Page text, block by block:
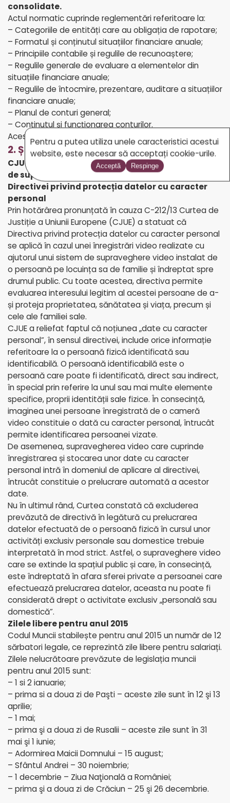
consolidate.
Actul normatic cuprinde reglementări referitoare la:
– Categoriile de entități care au obligația de rapotare;
– Formatul și conținutul situațiilor financiare anuale;
– Principiile contabile și regulile de recunoaștere;
– Regulile generale de evaluare a elementelor din
situațiile financiare anuale;
– Regulile de întocmire, prezentare, auditare a situațiilor
financiare anuale;
– Planul de conturi general;
– Conținutul și funcționarea conturilor.
Acest ordin a intrat în vigoare la data de 1 ianuarie 2015.
2. ȘTIRI JURIDICE
CJUE: înregistrările video, realizate de sistemele
de supraveghere personale, intră sub incidența
Directivei privind protecția datelor cu caracter
personal
Prin hotărârea pronunțată în cauza C-212/13 Curtea de
Justiție a Uniunii Europene (CJUE) a statuat că
Directiva privind protecția datelor cu caracter personal
se aplică în cazul unei înregistrări video realizate cu
ajutorul unui sistem de supraveghere video instalat de
o persoană pe locuința sa de familie și îndreptat spre
drumul public. Cu toate acestea, directiva permite
evaluarea interesului legitim al acestei persoane de a-
și proteja proprietatea, sănătatea și viața, precum și
cele ale familiei sale.
CJUE a reliefat faptul că noțiunea „date cu caracter
personal”, în sensul directivei, include orice informație
referitoare la o persoană fizică identificată sau
identificabilă. O persoană identificabilă este o
persoană care poate fi identificată, direct sau indirect,
în special prin referire la unul sau mai multe elemente
specifice, proprii identității sale fizice. În consecință,
imaginea unei persoane înregistrată de o cameră
video constituie o dată cu caracter personal, întrucât
permite identificarea persoanei vizate.
De asemenea, supravegherea video care cuprinde
înregistrarea și stocarea unor date cu caracter
personal intră în domeniul de aplicare al directivei,
întrucât constituie o prelucrare automată a acestor
date.
Nu în ultimul rând, Curtea constată că excluderea
prevăzută de directivă în legătură cu prelucrarea
datelor efectuată de o persoană fizică în cursul unor
activități exclusiv personale sau domestice trebuie
interpretată în mod strict. Astfel, o supraveghere video
care se extinde la spațiul public și care, în consecință,
este îndreptată în afara sferei private a persoanei care
efectuează prelucrarea datelor, aceasta nu poate fi
considerată drept o activitate exclusiv „personală sau
domestică”.
Zilele libere pentru anul 2015
Codul Muncii stabilește pentru anul 2015 un număr de 12
sărbatori legale, ce reprezintă zile libere pentru salariați.
Zilele nelucrătoare prevăzute de legislația muncii
pentru anul 2015 sunt:
– 1 si 2 ianuarie;
– prima si a doua zi de Paşti – aceste zile sunt în 12 şi 13
aprilie;
– 1 mai;
– prima şi a doua zi de Rusalii – aceste zile sunt în 31
mai şi 1 iunie;
– Adormirea Maicii Domnului – 15 august;
– Sfântul Andrei – 30 noiembrie;
– 1 decembrie – Ziua Naţională a României;
– prima şi a doua zi de Crăciun – 25 şi 26 decembrie.
Pentru a putea utiliza unele caracteristici acestui
website, este necesar să acceptați cookie-urile.
Acceptă Respinge